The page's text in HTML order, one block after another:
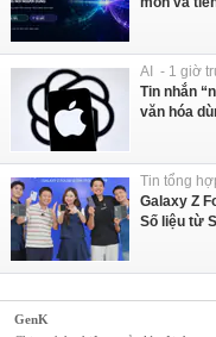
AI - 1 giờ
Tin nhắn
văn hóa
Tin tổng
Galaxy Z
Số liệu từ
GenK